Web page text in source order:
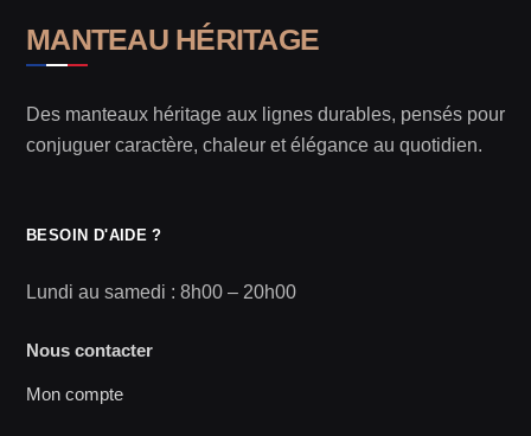
MANTEAU HÉRITAGE
Des manteaux héritage aux lignes durables, pensés pour
conjuguer caractère, chaleur et élégance au quotidien.
BESOIN D'AIDE ?
Lundi au samedi : 8h00 – 20h00
Nous contacter
Mon compte